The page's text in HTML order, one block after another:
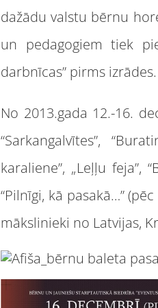
dažādu valstu bērnu
un pedagogiem tiek
darbnīcas” pirms
No 2013.gada 12.-16.
“Sarkangalvītes”,
karaliene”, „Leļļu feja”,
“Pilnīgi, kā pasakā…”
mākslinieki no Latvijas,